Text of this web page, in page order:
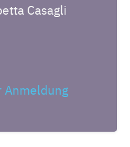
Casagli
Anmeldung